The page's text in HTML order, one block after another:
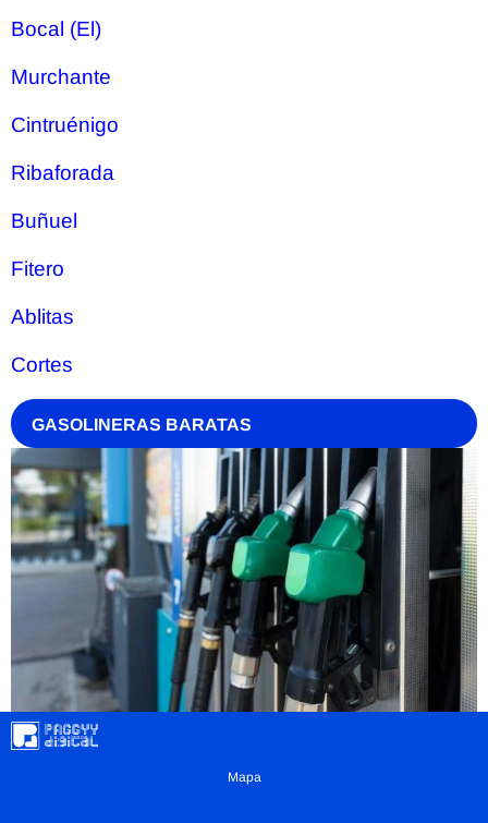
Bocal (El)
Murchante
Cintruénigo
Ribaforada
Buñuel
Fitero
Ablitas
Cortes
GASOLINERAS BARATAS
Mapa